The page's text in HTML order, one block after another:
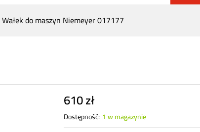
Wałek do maszyn Niemeyer 017177
610zł
Dostępność: 1 w magazynie